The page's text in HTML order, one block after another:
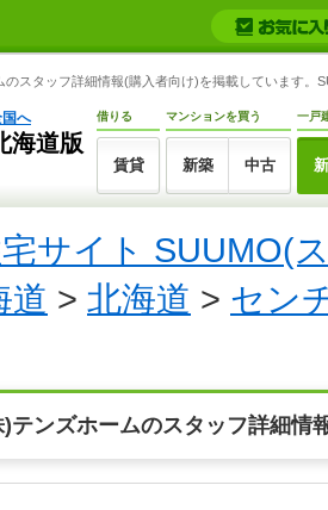
のスタッフ詳細情報(購入者向け)を掲載しています。
へ
海道版
借りる
賃貸
マンションを買う
新築 中古
一戸
サイト SUUMO(
道 > 北海道 > セン
テンズホームのスタッフ詳細情